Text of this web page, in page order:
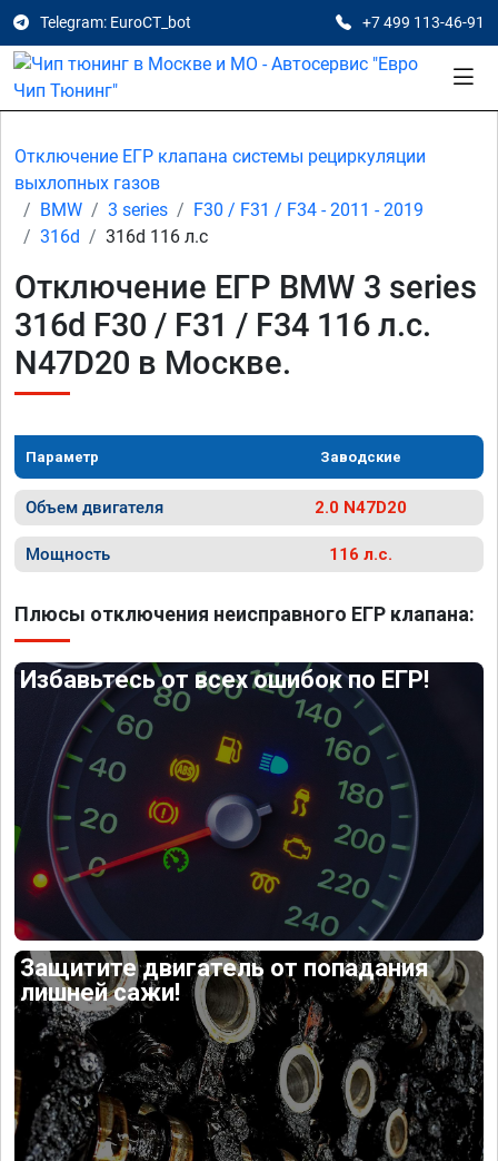
Telegram: EuroCT_bot +7 499 113-46-91
Отключение ЕГР клапана системы рециркуляции
выхлопных газов
BMW
3 series
F30 / F31 / F34 - 2011 - 2019
316d
316d 116 л.с
Отключение ЕГР BMW 3 series
316d F30 / F31 / F34 116 л.с.
N47D20 в Москве.
Параметр Заводские
Объем двигателя 2.0 N47D20
Мощность 116 л.с.
Плюсы отключения неисправного ЕГР клапана:
Избавьтесь от всех ошибок по ЕГР!
Защитите двигатель от попадания
лишней сажи!